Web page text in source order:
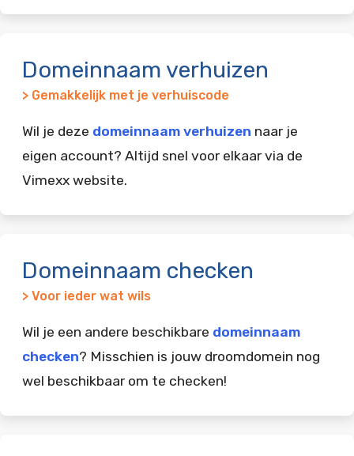
Domeinnaam verhuizen
> Gemakkelijk met je verhuiscode
Wil je deze domeinnaam verhuizen naar je
eigen account? Altijd snel voor elkaar via de
Vimexx website.
Domeinnaam checken
> Voor ieder wat wils
Wil je een andere beschikbare domeinnaam
checken? Misschien is jouw droomdomein nog
wel beschikbaar om te checken!